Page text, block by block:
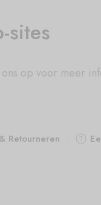
sites
op voor meer
Retourneren